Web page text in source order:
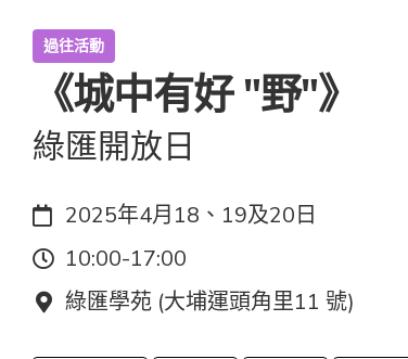
過往活動
《城中有好 "野"》
綠匯開放日
日期：
2025年4月18、19及20日
時間：
10:00-17:00
地點：
綠匯學苑 (大埔運頭角里11 號)